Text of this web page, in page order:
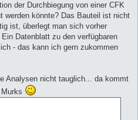
der Durchbiegung von einer CFK
werden könnte? Das Bauteil ist nicht
ist, überlegt man sich vorher
Datenblatt zu den verfügbaren
- das kann ich gern zukommen
Analysen nicht tauglich... da kommt